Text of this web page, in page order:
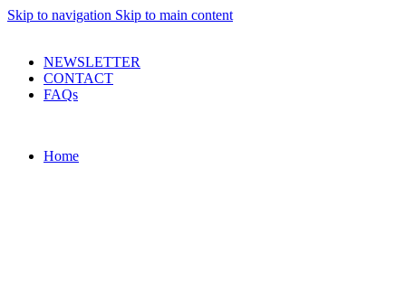
Skip to navigation Skip to main content
NEWSLETTER
CONTACT
FAQs
Home